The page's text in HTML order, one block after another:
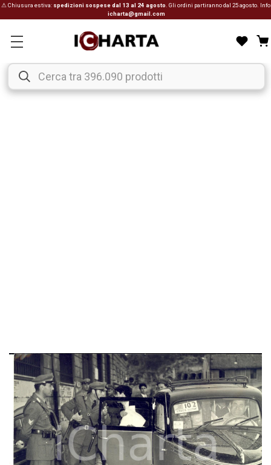
⚠ Chiusura estiva: spedizioni sospese dal 13 al 24 agosto . Gli ordini partiranno dal 25 agosto. Info:
icharta@gmail.com